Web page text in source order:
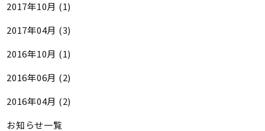
2017年10月 (1)
2017年04月 (3)
2016年10月 (1)
2016年06月 (2)
2016年04月 (2)
お知らせ一覧